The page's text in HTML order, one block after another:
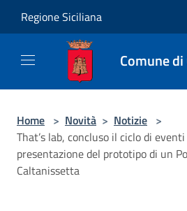
Regione Siciliana
Comune
Home > Novità > Notizie >
That’s lab, concluso il ciclo di
presentazione del prototipo di un
Caltanissetta